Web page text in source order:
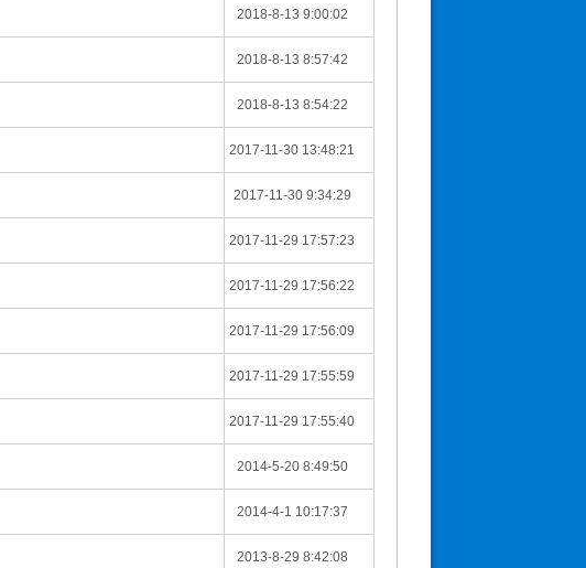
2018-8-13 9:00:02
2018-8-13 8:57:42
2018-8-13 8:54:22
2017-11-30 13:48:21
2017-11-30 9:34:29
2017-11-29 17:57:23
2017-11-29 17:56:22
2017-11-29 17:56:09
2017-11-29 17:55:59
2017-11-29 17:55:40
2014-5-20 8:49:50
2014-4-1 10:17:37
2013-8-29 8:42:08